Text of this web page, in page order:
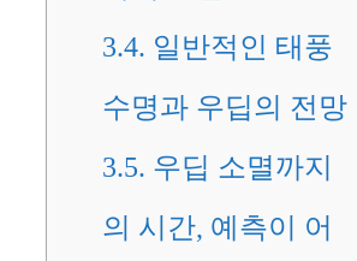
3.4. 일반적인 태풍
수명과 우딥의 전망
3.5. 우딥 소멸까지
의 시간, 예측이 어